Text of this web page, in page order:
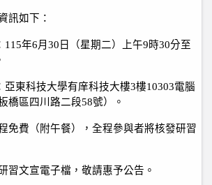
訊如下：
115年6月 30 日（星期二）上午9時30分至
亞東科技大學有庠科技大樓3樓10303電腦
橋區四川路二段58號）。
免費（附午餐），全程參與者將核發研習
習文宣電子檔，敬請惠予公告。